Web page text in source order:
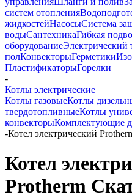
систем отопления
жидкостейНасосыСистема
водыСантехникаГибкая
оборудованиеЭлектрический
полКонвекторыГерметики
ПластификаторыГорелки
-
Котлы электрические
Котлы газовыеКотлы
твердотопливныеКотлы
конвекторыКомплектующие
-Котел электрический
Котел
Protherm